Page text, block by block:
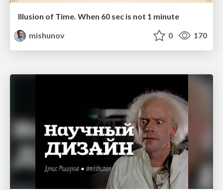
Illusion of Time. When 60 sec is not 1 minute
mishunov
0 170